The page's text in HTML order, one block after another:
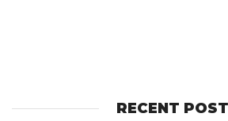
RECENT